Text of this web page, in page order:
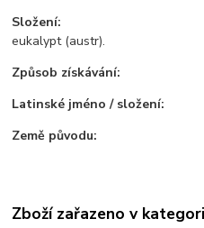
Složení:
eukalypt (austr).
Způsob získávání:
Latinské jméno / složení:
Země původu:
Zboží zařazeno v